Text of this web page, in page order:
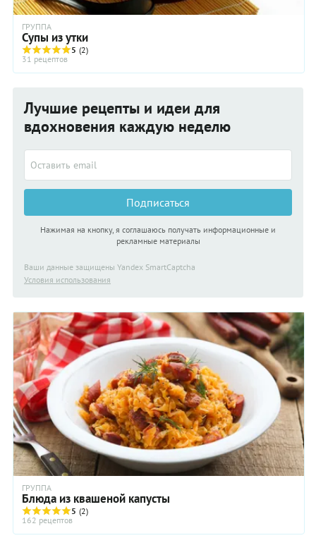
ГРУППА
Супы из утки
5 (2)
31 рецептов
Лучшие рецепты и идеи для
вдохновения каждую неделю
Подписаться
Нажимая на кнопку, я соглашаюсь получать информационные и
рекламные материалы
Ваши данные защищены Yandex SmartCaptcha
Условия использования
ГРУППА
Блюда из квашеной капусты
5 (2)
162 рецептов